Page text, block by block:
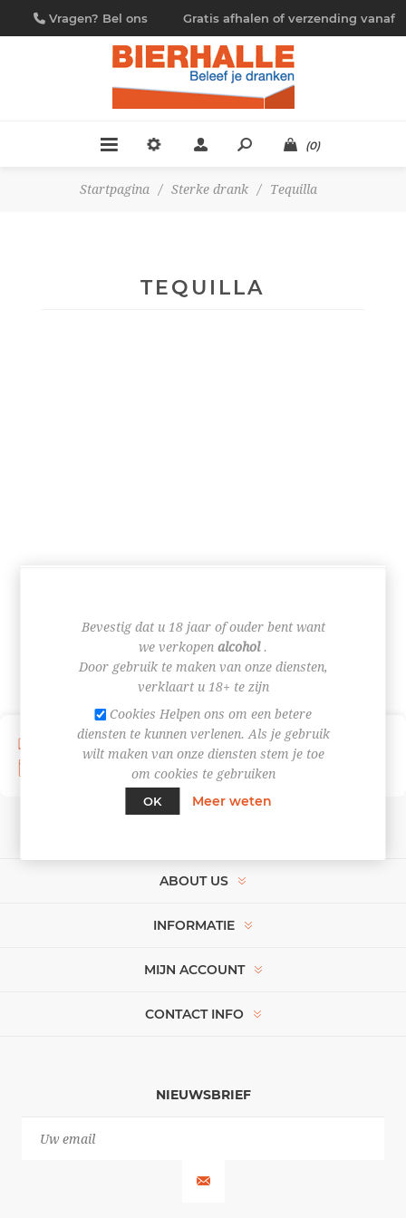
Vragen? Bel ons
09/230.88.44
Gratis afhalen of verzending vanaf
€ 4,95
(0)
Startpagina / Sterke drank / Tequilla
TEQUILLA
Verzending vanaf € 4,95
Afhaal in de winkel
U ontvangt het afhaal- of leveringsmoment via mail
ABOUT US
INFORMATIE
MIJN ACCOUNT
CONTACT INFO
NIEUWSBRIEF
Bevestig dat u 18 jaar of ouder bent want
we verkopen alcohol.
Door gebruik te maken van onze diensten,
verklaart u 18+ te zijn
Cookies Helpen ons om een betere
diensten te kunnen verlenen. Als je gebruik
wilt maken van onze diensten stem je toe
om cookies te gebruiken
OK
Meer weten